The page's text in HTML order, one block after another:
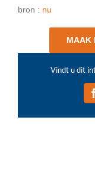
bron : nu
MAAK
Vindt u dit